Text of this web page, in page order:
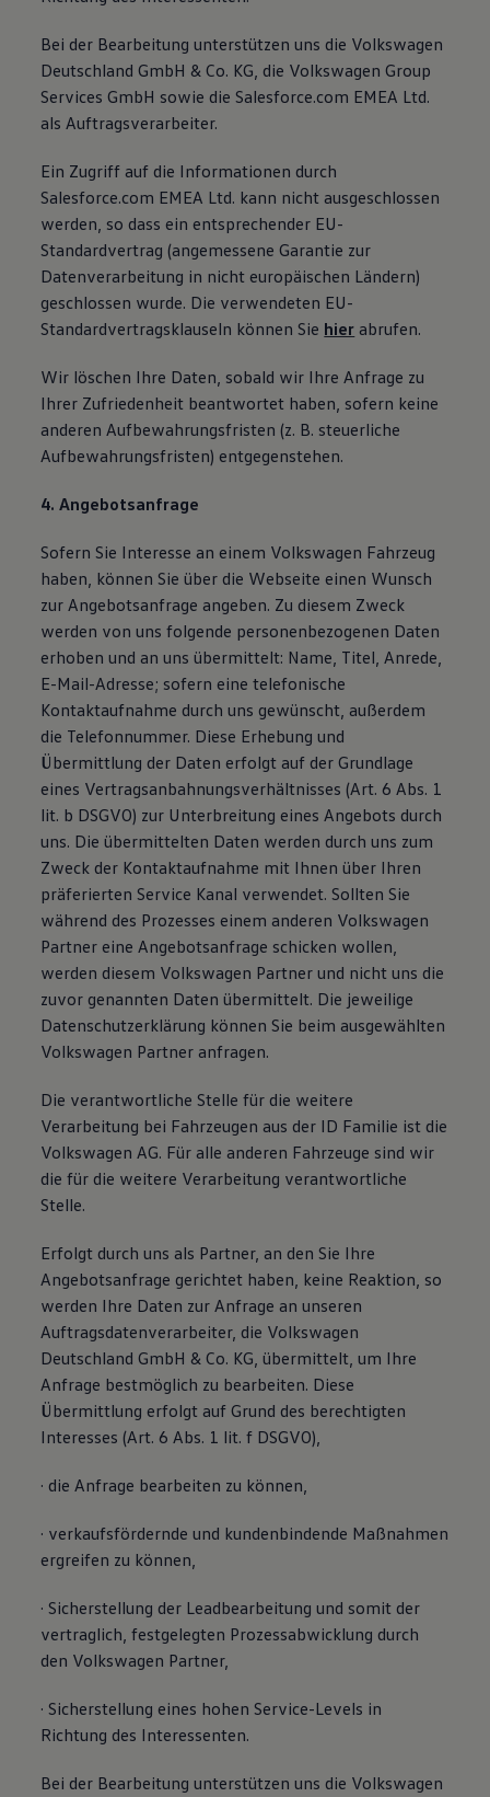
Bei der Bearbeitung unterstützen uns die Volkswagen
Deutschland GmbH & Co. KG, die Volkswagen Group
Services GmbH sowie die Salesforce.com EMEA Ltd.
als Auftragsverarbeiter.
Ein Zugriff auf die Informationen durch
Salesforce.com EMEA Ltd. kann nicht ausgeschlossen
werden, so dass ein entsprechender EU-
Standardvertrag (angemessene Garantie zur
Datenverarbeitung in nicht europäischen Ländern)
geschlossen wurde. Die verwendeten EU-
Standardvertragsklauseln können Sie hier abrufen.
Wir löschen Ihre Daten, sobald wir Ihre Anfrage zu
Ihrer Zufriedenheit beantwortet haben, sofern keine
anderen Aufbewahrungsfristen (z. B. steuerliche
Aufbewahrungsfristen) entgegenstehen.
4. Angebotsanfrage
Sofern Sie Interesse an einem Volkswagen Fahrzeug
haben, können Sie über die Webseite einen Wunsch
zur Angebotsanfrage angeben. Zu diesem Zweck
werden von uns folgende personenbezogenen Daten
erhoben und an uns übermittelt: Name, Titel, Anrede,
E-Mail-Adresse; sofern eine telefonische
Kontaktaufnahme durch uns gewünscht, außerdem
die Telefonnummer. Diese Erhebung und
Übermittlung der Daten erfolgt auf der Grundlage
eines Vertragsanbahnungsverhältnisses (Art. 6 Abs. 1
lit. b DSGVO) zur Unterbreitung eines Angebots durch
uns. Die übermittelten Daten werden durch uns zum
Zweck der Kontaktaufnahme mit Ihnen über Ihren
präferierten Service Kanal verwendet. Sollten Sie
während des Prozesses einem anderen Volkswagen
Partner eine Angebotsanfrage schicken wollen,
werden diesem Volkswagen Partner und nicht uns die
zuvor genannten Daten übermittelt. Die jeweilige
Datenschutzerklärung können Sie beim ausgewählten
Volkswagen Partner anfragen.
Die verantwortliche Stelle für die weitere
Verarbeitung bei Fahrzeugen aus der ID Familie ist die
Volkswagen AG. Für alle anderen Fahrzeuge sind wir
die für die weitere Verarbeitung verantwortliche
Stelle.
Erfolgt durch uns als Partner, an den Sie Ihre
Angebotsanfrage gerichtet haben, keine Reaktion, so
werden Ihre Daten zur Anfrage an unseren
Auftragsdatenverarbeiter, die Volkswagen
Deutschland GmbH & Co. KG, übermittelt, um Ihre
Anfrage bestmöglich zu bearbeiten. Diese
Übermittlung erfolgt auf Grund des berechtigten
Interesses (Art. 6 Abs. 1 lit. f DSGVO),
· die Anfrage bearbeiten zu können,
· verkaufsfördernde und kundenbindende Maßnahmen
ergreifen zu können,
· Sicherstellung der Leadbearbeitung und somit der
vertraglich, festgelegten Prozessabwicklung durch
den Volkswagen Partner,
· Sicherstellung eines hohen Service-Levels in
Richtung des Interessenten.
Bei der Bearbeitung unterstützen uns die Volkswagen